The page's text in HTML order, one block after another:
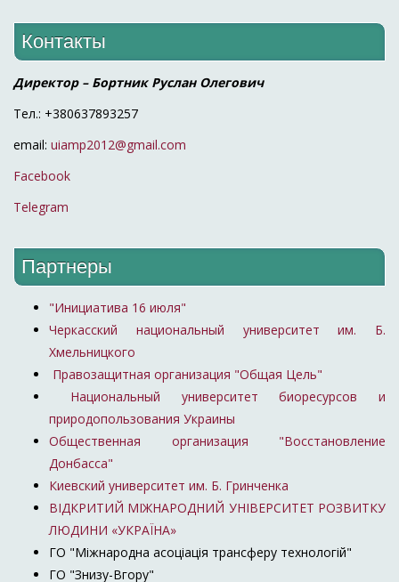
Контакты
Директор – Бортник Руслан Олегович
Тел.: +380637893257
email: uiamp2012@gmail.com
Facebook
Telegram
Партнеры
"Инициатива 16 июля"
Черкасский национальный университет им. Б.
Хмельницкого
Правозащитная организация "Общая Цель"
Национальный университет биоресурсов и
природопользования Украины
Общественная организация "Восстановление
Донбасса"
Киевский университет им. Б. Гринченка
ВІДКРИТИЙ МІЖНАРОДНИЙ УНІВЕРСИТЕТ РОЗВИТКУ
ЛЮДИНИ «УКРАЇНА»
ГО "Міжнародна асоціація трансферу технологій"
ГО "Знизу-Вгору"